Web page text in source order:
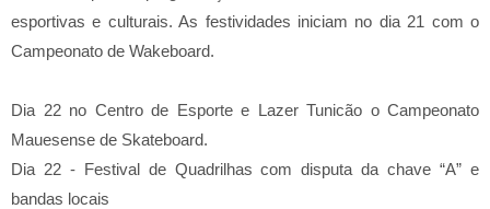
esportivas e culturais. As festividades iniciam no dia 21 com o
Campeonato de Wakeboard.
Dia 22 no Centro de Esporte e Lazer Tunicão o Campeonato
Mauesense de Skateboard.
Dia 22 - Festival de Quadrilhas com disputa da chave “A” e
bandas locais